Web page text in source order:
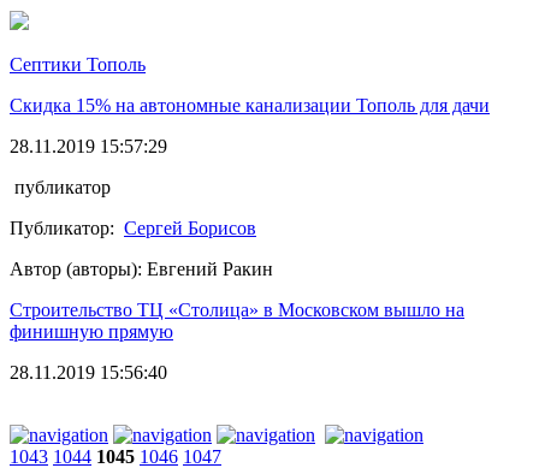
Септики Тополь
Скидка 15% на автономные канализации Тополь для дачи
28.11.2019 15:57:29
публикатор
Публикатор: Сергей Борисов
Автор (авторы): Евгений Ракин
Строительство ТЦ «Столица» в Московском вышло на
финишную прямую
28.11.2019 15:56:40
1043 1044 1045 1046 1047